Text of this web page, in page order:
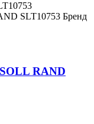
SLT10753 Бренд
RAND